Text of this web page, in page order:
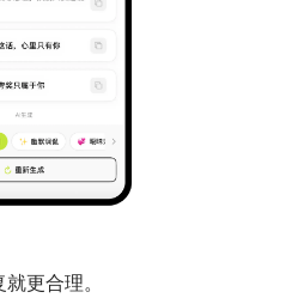
更合理。